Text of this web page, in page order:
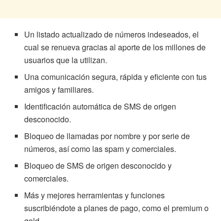
Un listado actualizado de números indeseados, el
cual se renueva gracias al aporte de los millones de
usuarios que la utilizan.
Una comunicación segura, rápida y eficiente con tus
amigos y familiares.
Identificación automática de SMS de origen
desconocido.
Bloqueo de llamadas por nombre y por serie de
números, así como las spam y comerciales.
Bloqueo de SMS de origen desconocido y
comerciales.
Más y mejores herramientas y funciones
suscribiéndote a planes de pago, como el premium o